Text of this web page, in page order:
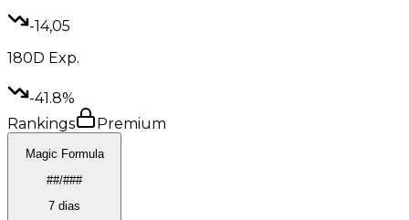
-14,05
180D Exp.
-41.8%
Rankings
Premium
Magic Formula
##/###
7 dias